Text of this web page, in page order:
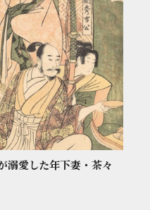
溺愛した年下妻・茶々